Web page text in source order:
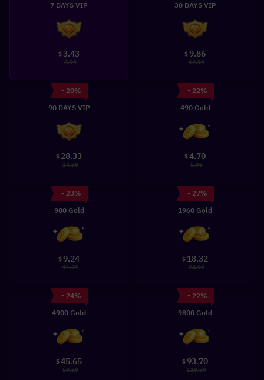
7 DAYS VIP
$3.43
3.99
30 DAYS VIP
$9.86
12.99
- 20%
90 DAYS VIP
$ 28.33
34.99
- 22%
490 Gold
$4.70
5.99
- 23%
980 Gold
$9.24
11.99
- 27%
1960 Gold
$ 18.32
24.99
- 24%
4900 Gold
$45.65
59.99
- 22%
9800 Gold
$93.70
119.99